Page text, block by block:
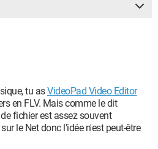
tu asVideoPad Video Editor
en FLV. Mais comme le dit
fichier est assez souvent
le Net donc l'idée n'est peut-être